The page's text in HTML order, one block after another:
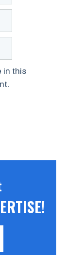
in this